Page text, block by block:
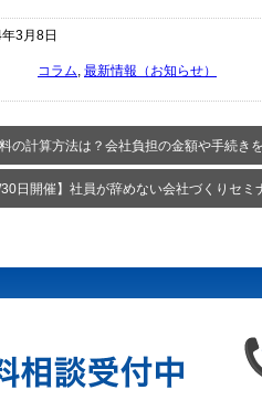
3月8日
コラム, 最新情報（お知らせ）
の計算方法は？会社負担の金額や手続き
30日開催】社員が辞めない会社づくりセミ